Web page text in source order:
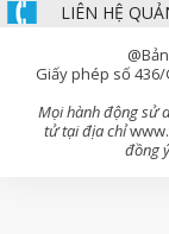
LIÊN HỆ
Giấy phép số 436/
Mọi hành động sử
tử tại địa chỉ
đồng